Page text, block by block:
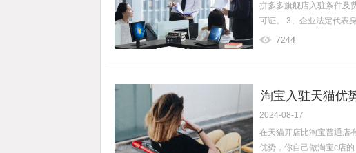
拼多多旗舰店入驻条件及
可证。 3、企业法定代表
7244
淘宝入驻天猫优
2024-08-17
在天猫开店比淘宝普通店
优势，你自己做淘宝c店